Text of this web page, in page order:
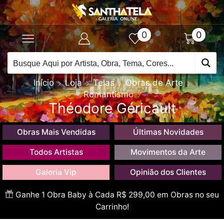
0 0
Início Loja Telas
Obras de Arte
Romantismo
Théodore Géricault
Obras Mais Vendidas Últimas Novidades
Todos Artistas Movimentos da Arte
Galeria Vip Opinião dos Clientes
Ganhe 1 Obra Baby à Cada R$ 299,00 em Obras no seu
Carrinho!